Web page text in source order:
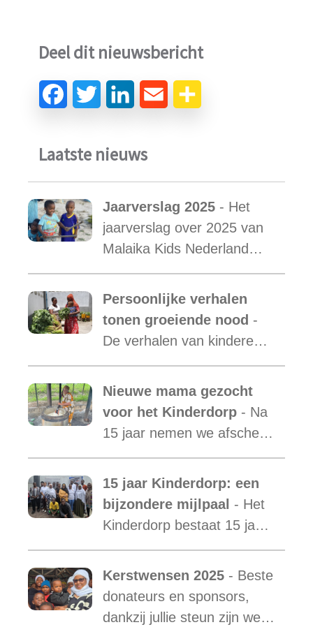
Deel dit nieuwsbericht
Laatste nieuws
Jaarverslag 2025 - Het
jaarverslag over 2025 van
Malaika Kids Nederland
met daarin opgenomen het
verslag van de activiteiten
van Malaika Kids Tanzania
is uit.
Persoonlijke verhalen
tonen groeiende nood -
De verhalen van kinderen
laten zien hoe essentieel
onze ondersteuning is,
terwijl de vraag blijft
toenemen.
Nieuwe mama gezocht
voor het Kinderdorp - Na
15 jaar nemen we afscheid
van Mama Ester. We
starten de zoektocht naar
een nieuwe mama met een
warm hart voor onze
15 jaar Kinderdorp: een
bijzondere mijlpaal - Het
Kinderdorp bestaat 15 jaar
en groeide uit tot een plek
waar honderden kinderen
een stabiele toekomst
vonden.
Kerstwensen 2025 - Beste
donateurs en sponsors,
dankzij jullie steun zijn we